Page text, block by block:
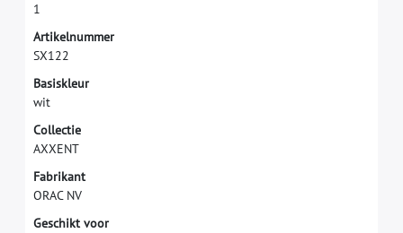
1
Artikelnummer
SX122
Basiskleur
wit
Collectie
AXXENT
Fabrikant
ORAC NV
Geschikt voor